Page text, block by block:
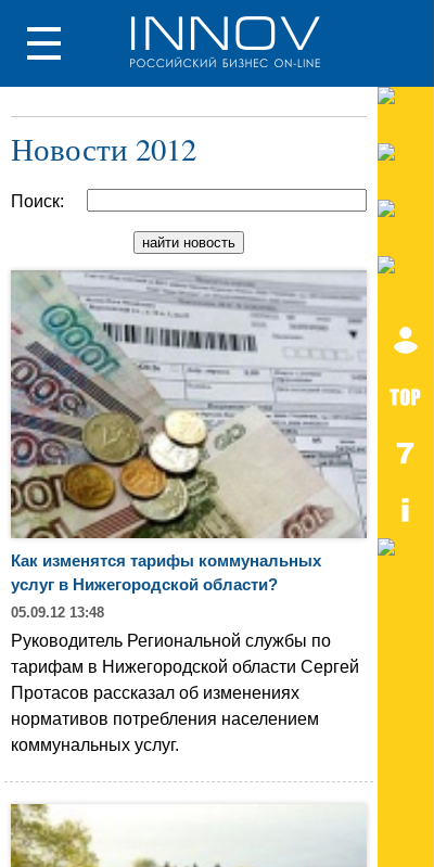
Новости 2012
Поиск:
Как изменятся тарифы коммунальных
услуг в Нижегородской области?
05.09.12 13:48
Руководитель Региональной службы по
тарифам в Нижегородской области Сергей
Протасов рассказал об изменениях
нормативов потребления населением
коммунальных услуг.